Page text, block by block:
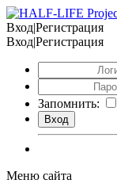
Вход|Регистрация
Вход|Регистрация
Запомнить:
Меню сайта